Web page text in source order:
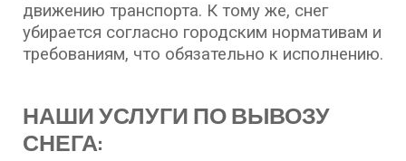
движению транспорта. К тому же, снег
убирается согласно городским нормативам и
требованиям, что обязательно к исполнению.
НАШИ УСЛУГИ ПО ВЫВОЗУ
СНЕГА: